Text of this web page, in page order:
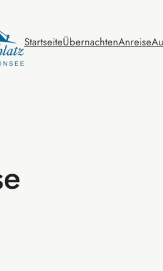
StartseiteÜbernachtenAnreise